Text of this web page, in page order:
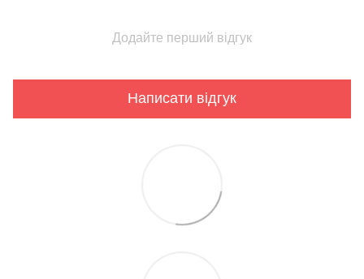
Додайте перший відгук
Написати відгук